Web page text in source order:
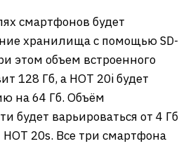
смартфонов будет
хранилища с помощью SD-
этом объем встроенного
128 Гб, а HOT 20i будет
на 64 Гб. Объём
будет варьироваться от 4 Гб
20s. Все три смартфона